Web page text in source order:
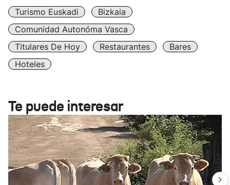
Turismo Euskadi
Bizkaia
Comunidad Autonóma Vasca
Titulares De Hoy
Restaurantes
Bares
Hoteles
Te puede interesar